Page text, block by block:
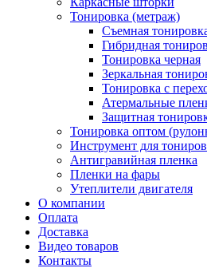
Тонировка (метраж)
Съемная
Гибридная
Тонировка черная
Зеркальная
Тонировка с
Атермальные
Защитная
Тонировка оптом
Инструмент для
Антигравийная пленка
Пленки на фары
Утеплители двигателя
О компании
Оплата
Доставка
Видео товаров
Контакты